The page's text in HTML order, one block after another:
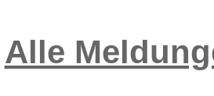
Alle